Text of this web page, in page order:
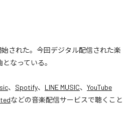
始された。今回デジタル配信された楽
となっている。
、 Spotify、 LINE MUSIC、 YouTube
などの音楽配信サービスで聴くこと